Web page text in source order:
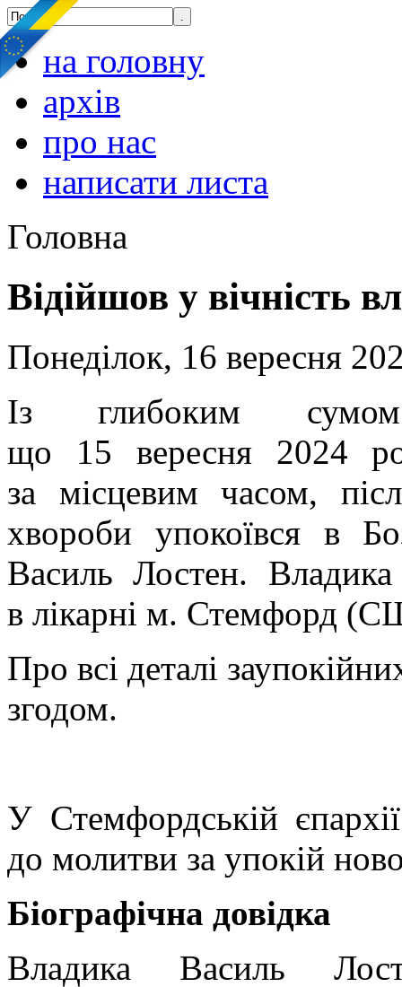
на головну
архів
про нас
написати листа
Головна
Відійшов у вічність
Понеділок, 16 вересня
Із глибоким сумом
що 15 вересня 2024
за місцевим часом,
хвороби упокоївся в
Василь Лостен.
в лікарні м. Стемфорд
Про всі деталі
згодом.
У Стемфордській
до молитви за упокій
Біографічна довідка
Владика Василь